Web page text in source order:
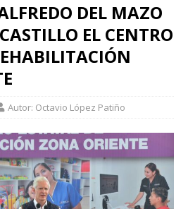
DEL MAZO
EL CENTRO
Autor: Octavio López Patiño